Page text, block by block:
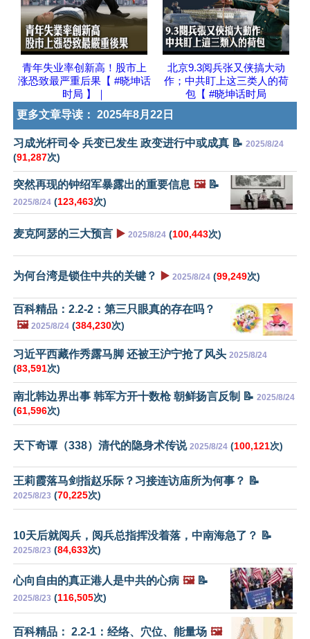
青年失业率创新高！股市上
涨恐致最严重后果【 #晓坤话
时局 】｜
北京9.3阅兵张又侠搞大动
作；中共盯上这三类人的荷
包【 #晓坤话时局
更多文章导读： 2025年8月22日
习成光杆司令 兵变已发生 政变进行中或成真 📝 2025/8/24
(91,287次)
突然再现的钟绍军暴露出的重要信息 🖼️📝
2025/8/24 (123,463次)
麦克阿瑟的三大预言 ▶️ 2025/8/24 (100,443次)
为何台湾是锁住中共的关键？ ▶️ 2025/8/24 (99,249次)
百科精品：2.2-2：第三只眼真的存在吗？
🖼️ 2025/8/24 (384,230次)
习近平西藏作秀露马脚 还被王沪宁抢了风头 2025/8/24
(83,591次)
南北韩边界出事 韩军方开十数枪 朝鲜扬言反制 📝 2025/8/24
(61,596次)
天下奇谭（338）清代的隐身术传说 2025/8/24 (100,121次)
王莉霞落马剑指赵乐际？习接连访庙所为何事？ 📝
2025/8/23 (70,225次)
10天后就阅兵，阅兵总指挥没着落，中南海急了？ 📝
2025/8/23 (84,633次)
心向自由的真正港人是中共的心病 🖼️📝
2025/8/23 (116,505次)
百科精品： 2.2-1：经络、穴位、能量场 🖼️